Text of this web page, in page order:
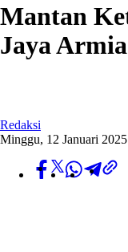
Mantan
Jaya
Redaksi
Minggu, 12 Januari